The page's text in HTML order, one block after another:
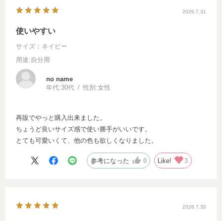
2026.7.31
使いやすい
サイズ：ネイビー
用途:自分用
no name
年代:30代 性別:女性
再販でやっと購入出来ました。
ちょうど良いサイズ感で使い勝手がいいです。
とても可愛いくて、他の色も欲しくなりました。
参考になった 0 Like! 3
2026.7.30